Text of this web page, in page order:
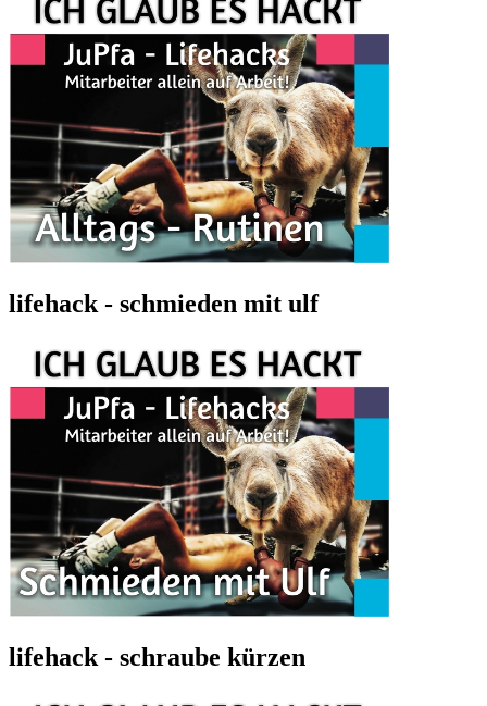
lifehack - schmieden mit ulf
lifehack - schraube kürzen